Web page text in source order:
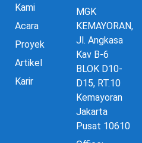
Kami
Acara
Proyek
Artikel
Karir
MGK
KEMAYORAN,
Jl. Angkasa
Kav B-6
BLOK D10-
D15, RT.10
Kemayoran
Jakarta
Pusat 10610